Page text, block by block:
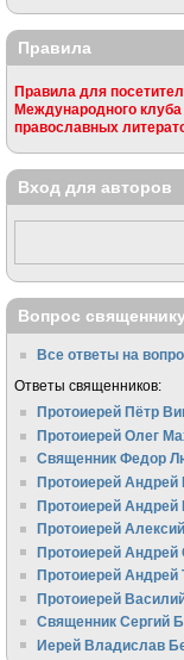
Правила
Правила для
Международного клуба
православных
Вход для авторов
Вопрос
Все ответы на
Ответы священников:
Протоиерей Пётр
Протоиерей Олег
Священник Федор
Протоиерей Андрей
Протоиерей
Протоиерей
Протоиерей Андрей
Протоиерей Андрей
Протоиерей
Священник Сергий
Иерей Владислав